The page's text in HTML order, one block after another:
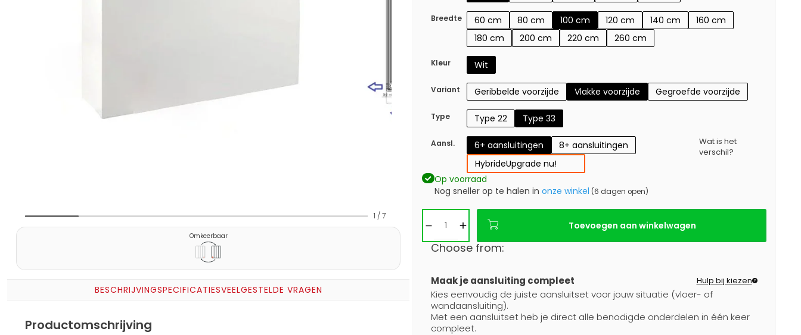
1 /7
Omkeerbaar
BESCHRIJVINGSPECIFICATIESVEELGESTELDE VRAGEN
Productomschrijving
Breedte 60 cm 80 cm 100 cm 120 cm 140 cm
160 cm
180 cm
200 cm 220 cm 260 cm
Kleur Wit
Variant Geribbelde voorzijde Vlakke voorzijde Gegroefde voorzijde
Type Type 22 Type 33
Aansl. 6+ aansluitingen
8+ aansluitingen
HybrideUpgrade nu!
Wat is het
verschil?
Op voorraad
Nog sneller op te halen in onze winkel (6 dagen open)
Toevoegen aan winkelwagen
Choose from:
Maak je aansluiting compleet Hulp bij kiezen
Kies eenvoudig de juiste aansluitset voor jouw situatie (vloer- of
wandaansluiting).
Met een aansluitset heb je direct alle benodigde onderdelen in één keer
compleet.